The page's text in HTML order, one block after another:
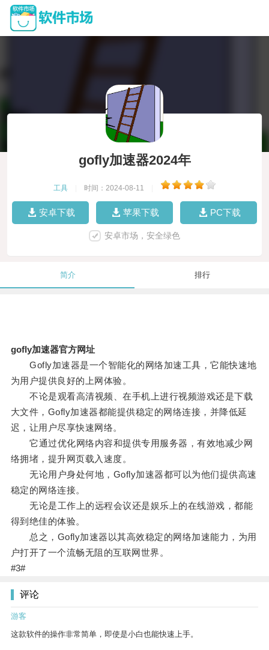
gofly加速器2024年
工具 时间：2024-08-11
安卓下载 苹果下载 PC下载
安卓市场，安全绿色
简介 排行
gofly加速器官方网址
Gofly加速器是一个智能化的网络加速工具，它能快速地
为用户提供良好的上网体验。
不论是观看高清视频、在手机上进行视频游戏还是下载
大文件，Gofly加速器都能提供稳定的网络连接，并降低延
迟，让用户尽享快速网络。
它通过优化网络内容和提供专用服务器，有效地减少网
络拥堵，提升网页载入速度。
无论用户身处何地，Gofly加速器都可以为他们提供高速
稳定的网络连接。
无论是工作上的远程会议还是娱乐上的在线游戏，都能
得到绝佳的体验。
总之，Gofly加速器以其高效稳定的网络加速能力，为用
户打开了一个流畅无阻的互联网世界。
#3#
评论
游客
这款软件的操作非常简单，即使是小白也能快速上手。